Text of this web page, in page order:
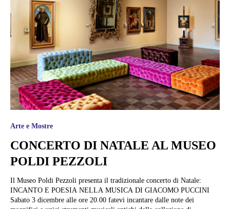
Arte e Mostre
CONCERTO DI NATALE AL MUSEO
POLDI PEZZOLI
Il Museo Poldi Pezzoli presenta il tradizionale concerto di Natale:
INCANTO E POESIA NELLA MUSICA DI GIACOMO PUCCINI
Sabato 3 dicembre alle ore 20.00 fatevi incantare dalle note dei